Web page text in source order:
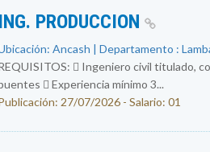
ING. PRODUCCION
Ancash | Departamento :
 Ingeniero civil titulado,
 Experiencia mínimo 3...
27/07/2026 - Salario: 01